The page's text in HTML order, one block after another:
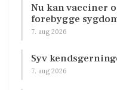
Nu kan vacciner
forebygge
7. aug 2026
Syv
7. aug 2026